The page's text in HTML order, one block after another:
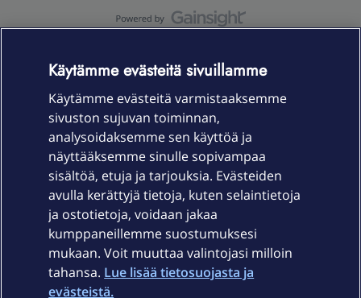
Laitteet & liittymät
Palvelut
Ajankohtaista
Käytämme evästeitä sivuillamme
Käytämme evästeitä varmistaaksemme
sivuston sujuvan toiminnan,
analysoidaksemme sen käyttöä ja
näyttääksemme sinulle sopivampaa
sisältöä, etuja ja tarjouksia. Evästeiden
avulla kerättyjä tietoja, kuten selaintietoja
ja ostotietoja, voidaan jakaa
kumppaneillemme suostumuksesi
mukaan. Voit muuttaa valintojasi milloin
tahansa. Lue lisää tietosuojasta ja
evästeistä.